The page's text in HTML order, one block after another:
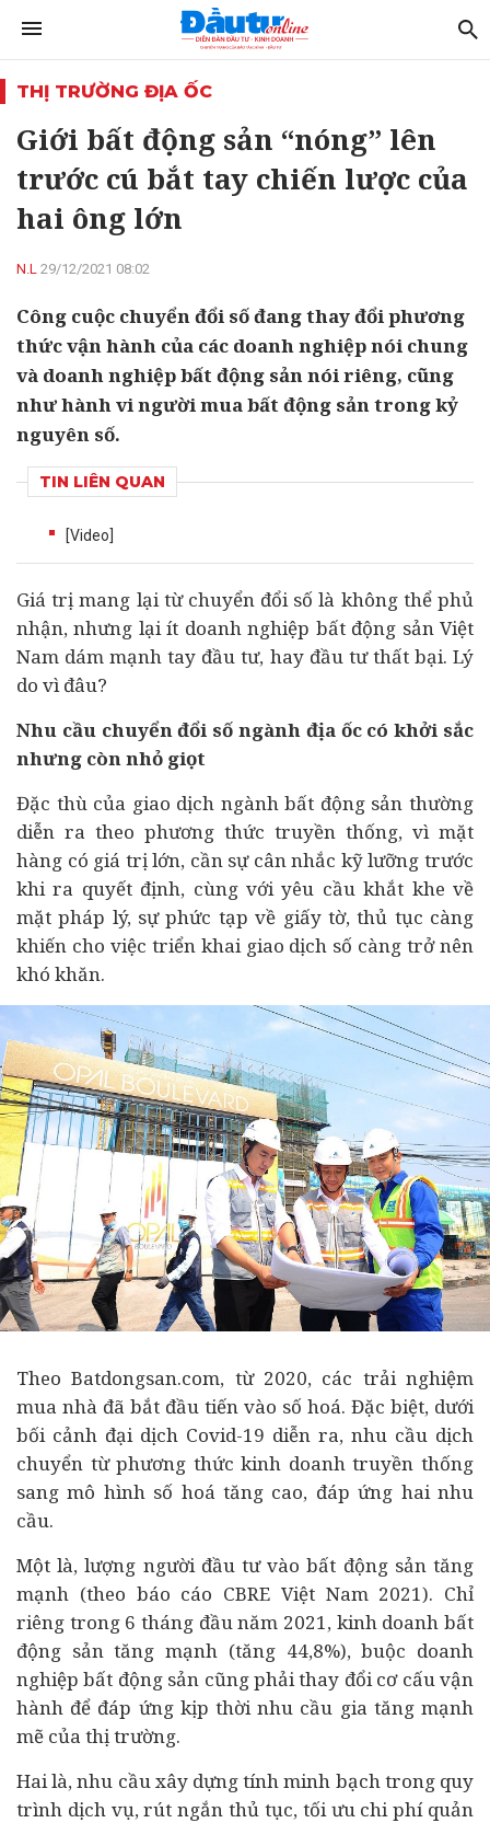
THỊ TRƯỜNG ĐỊA ỐC
Giới bất động sản “nóng” lên
trước cú bắt tay chiến lược của
hai ông lớn
N.L 29/12/2021 08:02
Công cuộc chuyển đổi số đang thay đổi phương
thức vận hành của các doanh nghiệp nói chung
và doanh nghiệp bất động sản nói riêng, cũng
như hành vi người mua bất động sản trong kỷ
nguyên số.
TIN LIÊN QUAN
[Video]
Giá trị mang lại từ chuyển đổi số là không thể phủ
nhận, nhưng lại ít doanh nghiệp bất động sảnViệt
Nam dám mạnh tay đầu tư, hay đầu tư thất bại. Lý
do vì đâu?
Nhu cầu chuyển đổi số ngành địa ốc có khởi sắc
nhưng còn nhỏ giọt
Đặc thù của giao dịch ngành bất động sản thường
diễn ra theo phương thức truyền thống, vì mặt
hàng có giá trị lớn, cần sự cân nhắc kỹ lưỡng trước
khi ra quyết định, cùng với yêu cầu khắt khe về
mặt pháp lý, sự phức tạp về giấy tờ, thủ tục càng
khiến cho việc triển khai giao dịch số càng trở nên
khó khăn.
Theo Batdongsan.com, từ 2020, các trải nghiệm
mua nhà đã bắt đầu tiến vào số hoá. Đặc biệt, dưới
bối cảnh đại dịch Covid-19 diễn ra, nhu cầu dịch
chuyển từ phương thức kinh doanh truyền thống
sang mô hình số hoá tăng cao, đáp ứng hai nhu
cầu.
Một là, lượng người đầu tư vào bất động sản tăng
mạnh (theo báo cáo CBRE Việt Nam 2021). Chỉ
riêng trong 6 tháng đầu năm 2021, kinh doanh bất
động sản tăng mạnh (tăng 44,8%), buộc doanh
nghiệp bất động sản cũng phải thay đổi cơ cấu vận
hành để đáp ứng kịp thời nhu cầu gia tăng mạnh
mẽ của thị trường.
Hai là, nhu cầu xây dựng tính minh bạch trong quy
trình dịch vụ, rút ngắn thủ tục, tối ưu chi phí quản